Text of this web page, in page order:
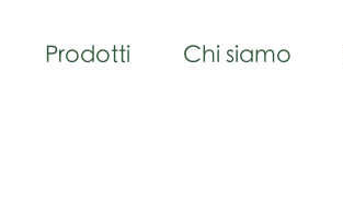
Prodotti Chi siamo